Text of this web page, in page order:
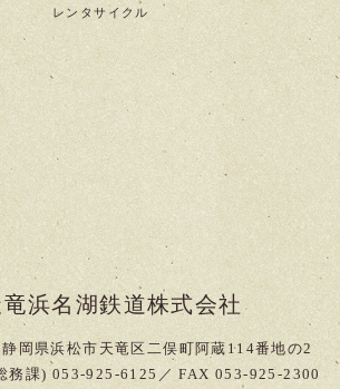
レンタサイクル
竜浜名湖鉄道株式会社
岡県浜松市天竜区二俣町阿蔵114番地の2
務課) 053-925-6125／ FAX 053-925-2300